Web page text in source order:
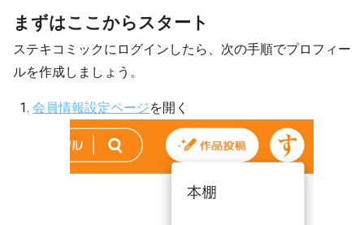
まずはここからスタート
ステキコミックにログインしたら、次の手順でプロフィー
ルを作成しましょう。
会員情報設定ページを開く